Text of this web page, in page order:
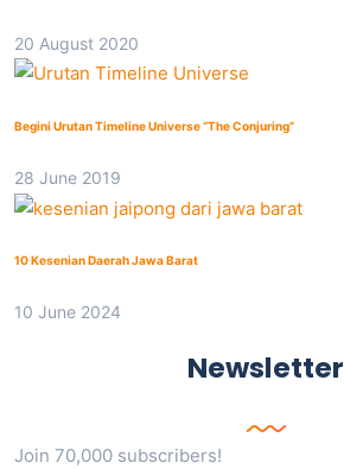
20 August 2020
Begini Urutan Timeline Universe “The Conjuring”
28 June 2019
10 Kesenian Daerah Jawa Barat
10 June 2024
Newsletter
Join 70,000 subscribers!